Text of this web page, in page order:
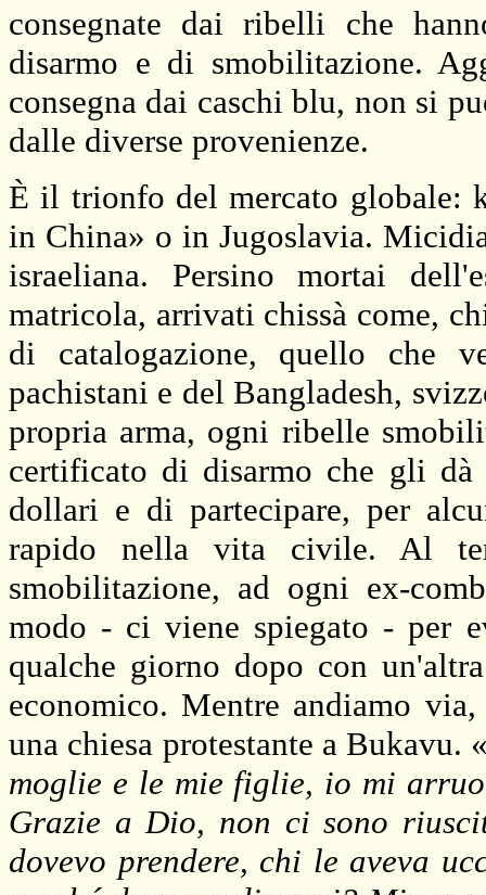
consegnate dai ribelli che
disarmo e di smobilitazione.
consegna dai caschi blu, non si
dalle diverse provenienze.
È il trionfo del mercato globale:
in China» o in Jugoslavia.
israeliana. Persino mortai
matricola, arrivati chissà come,
di catalogazione, quello che
pachistani e del Bangladesh,
propria arma, ogni ribelle
certificato di disarmo che gli
dollari e di partecipare, per
rapido nella vita civile. Al
smobilitazione, ad ogni ex-
modo - ci viene spiegato - per
qualche giorno dopo con
economico. Mentre andiamo
una chiesa protestante a Bukavu.
moglie e le mie figlie, io mi
Grazie a Dio, non ci sono
dovevo prendere, chi le aveva